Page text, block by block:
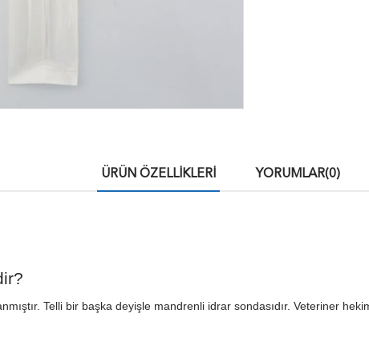
ÜRÜN ÖZELLIKLERI YORUMLAR(0)
Telli bir başka deyişle mandrenli idrar sondasıdır. Veteriner